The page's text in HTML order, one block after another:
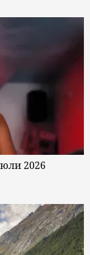
2026